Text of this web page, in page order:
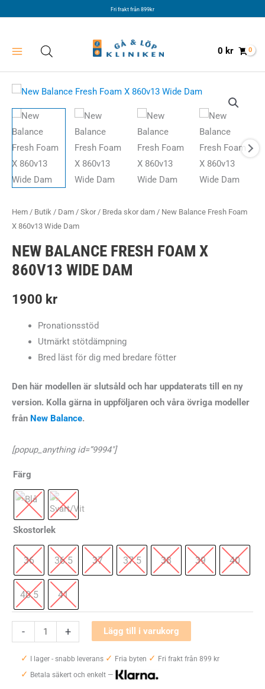
Fri frakt från 899kr
0 kr
Hem / Butik / Dam / Skor/ Breda skor dam / New Balance Fresh Foam
X 860v13 Wide Dam
NEW BALANCE FRESH FOAM X
860V13 WIDE DAM
1900 kr
Pronationsstöd
Utmärkt stötdämpning
Bred läst för dig med bredare fötter
Den här modellen är slutsåld och har uppdaterats till en ny
version. Kolla gärna in uppföljaren och våra övriga modeller
från New Balance.
[popup_anything id=”9994″]
Färg
Skostorlek
36 36.5 37 37.5 38 39 40
40.5 41
-
Balance
Fresh
Foam
+ Lägg till i varukorg
✓ I lager - snabb leverans ✓ Fria byten ✓ Fri frakt från 899 kr
✓ Betala säkert och enkelt —